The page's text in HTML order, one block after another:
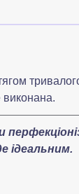
виконана.
ідеальним.
чи